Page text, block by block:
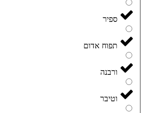
ספיר
תפוח אדום
ורבנה
וטיבר